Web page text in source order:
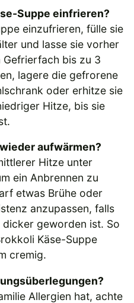
Suppe einfrieren?
einzufrieren, fülle sie
und lasse sie vorher
Gefrierfach bis zu 3
lagere die gefrorene
oder erhitze sie
Hitze, bis sie
aufwärmen?
Hitze unter
ein Anbrennen zu
etwas Brühe oder
anzupassen, falls
geworden ist. So
Käse-Suppe
cremig.
Allergien hat, achte